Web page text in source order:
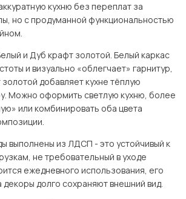
кухню без переплат за
но с продуманной функциональностью
и Дуб крафт золотой. Белый каркас
и визуально «облегчает» гарнитур,
добавляет кухне тёплую
Можно оформить светлую кухню, более
или комбинировать оба цвета
выполнены из ЛДСП - это устойчивый к
не требовательный в уходе
ежедневного использования, его
декоры долго сохраняют внешний вид.